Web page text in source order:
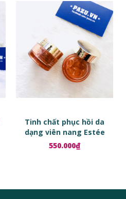
Tinh chất phục hồi da
dạng viên nang Estée
Lauder Advanced Night
Repair Ampoules
550.000₫